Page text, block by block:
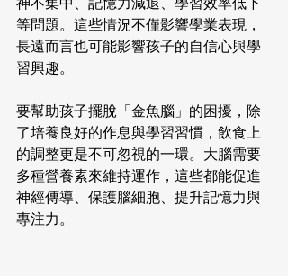
等問題。這些情況不僅影響學業表現，
長遠而言也可能影響孩子的自信心與學
習興趣。
要幫助孩子擺脫「金魚腦」的困擾，除
了培養良好的作息與學習習慣，飲食上
的調整更是不可忽視的一環。大腦需要
多種營養素來維持運作，這些都能促進
神經傳導、保護腦細胞、提升記憶力與
專注力。